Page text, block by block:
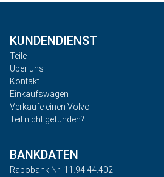
KUNDENDIENST
Teile
Über uns
Kontakt
Einkaufswagen
Verkaufe einen Volvo
Teil nicht gefunden?
BANKDATEN
Rabobank Nr: 11.94.44.402